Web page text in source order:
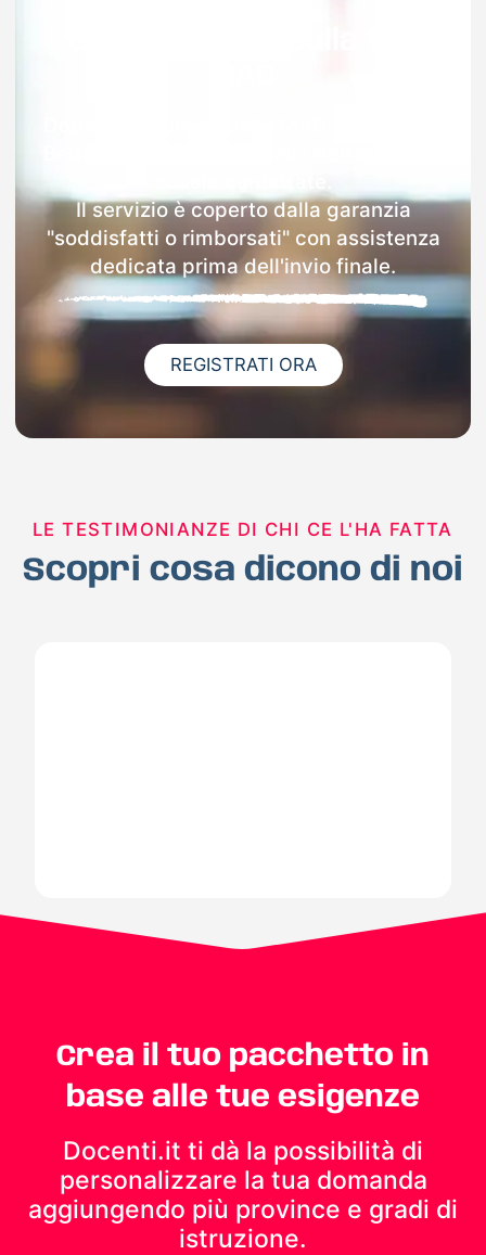
Il servizio è coperto dalla garanzia
"soddisfatti o rimborsati" con assistenza
dedicata prima dell'invio finale.
REGISTRATI ORA
LE TESTIMONIANZE DI CHI CE L'HA FATTA
Scopri cosa dicono di noi
Crea il tuo pacchetto in
base alle tue esigenze
Docenti.it ti dà la possibilità di
personalizzare la tua domanda
aggiungendo più province e gradi di
istruzione.